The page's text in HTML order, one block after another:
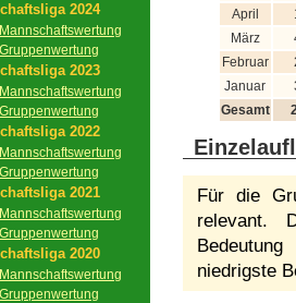
2024
Mannschaftswertung
Gruppenwertung
2023
Mannschaftswertung
Gruppenwertung
2022
Mannschaftswertung
Gruppenwertung
2021
Mannschaftswertung
Gruppenwertung
2020
Mannschaftswertung
Gruppenwertung
April
März
Februar
Januar
Gesamt
Für die
relevant.
niedrigste